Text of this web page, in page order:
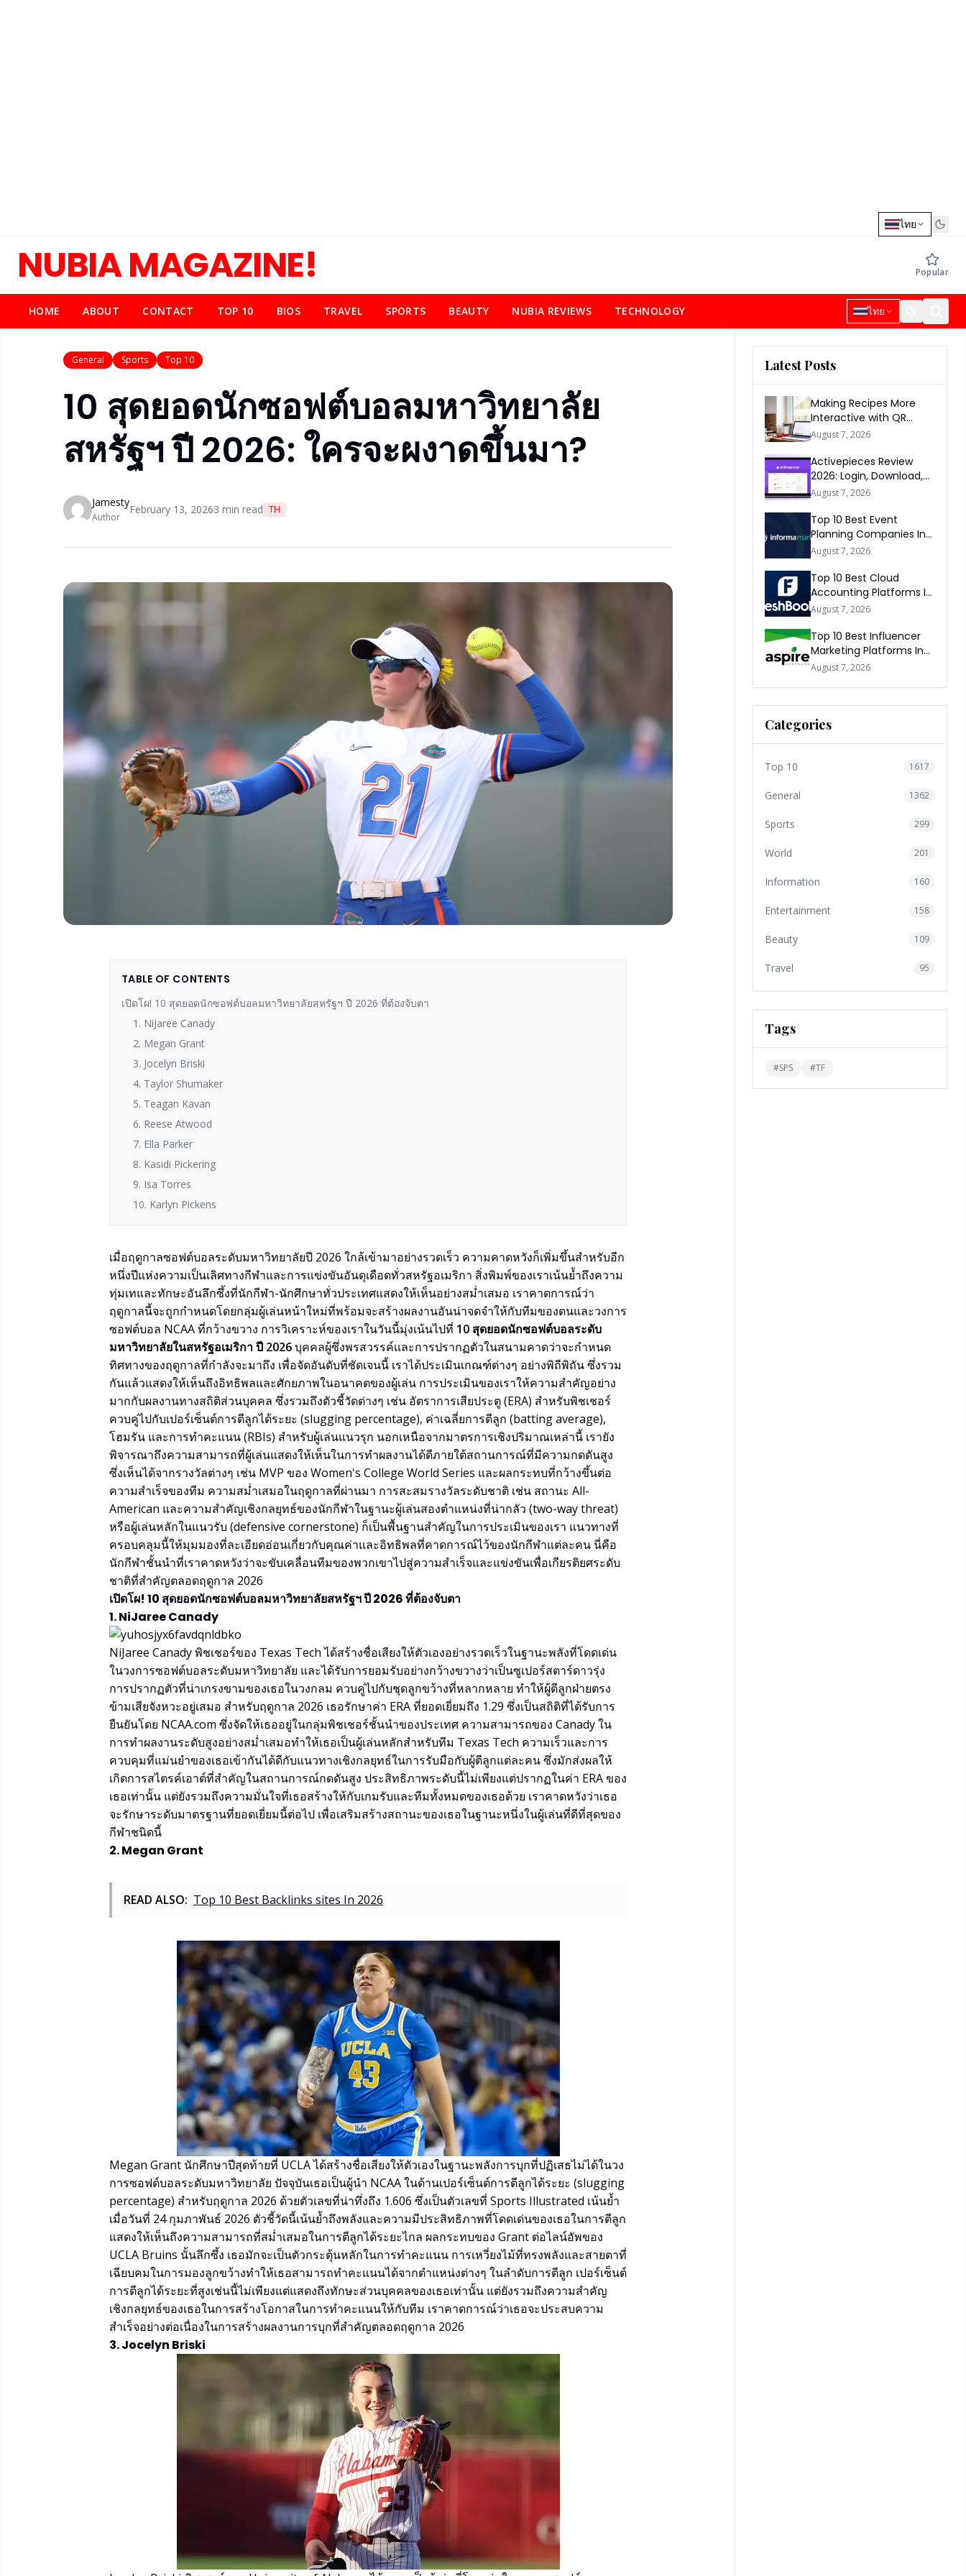
ไทย
NUBIA MAGAZINE! Popular
HOME ABOUT CONTACT TOP 10 BIOS TRAVEL SPORTS BEAUTY NUBIA REVIEWS TECHNOLOGY ไทย
General Sports Top 10
10 สุดยอดนักซอฟต์บอลมหาวิทยาลัย
สหรัฐฯ ปี 2026: ใครจะผงาดขึ้นมา?
Jamesty
Author
February 13, 20263 min read TH
TABLE OF CONTENTS
เปิดโผ! 10 สุดยอดนักซอฟต์บอลมหาวิทยาลัยสหรัฐฯ ปี 2026 ที่ต้องจับตา
1. NiJaree Canady
2. Megan Grant
3. Jocelyn Briski
4. Taylor Shumaker
5. Teagan Kavan
6. Reese Atwood
7. Ella Parker
8. Kasidi Pickering
9. Isa Torres
10. Karlyn Pickens
เมื่อฤดูกาลซอฟต์บอลระดับมหาวิทยาลัยปี 2026 ใกล้เข้ามาอย่างรวดเร็ว ความคาดหวังก็เพิ่มขึ้นสำหรับอีก
หนึ่งปีแห่งความเป็นเลิศทางกีฬาและการแข่งขันอันดุเดือดทั่วสหรัฐอเมริกา สิ่งพิมพ์ของเราเน้นย้ำถึงความ
ทุ่มเทและทักษะอันลึกซึ้งที่นักกีฬา-นักศึกษาทั่วประเทศแสดงให้เห็นอย่างสม่ำเสมอ เราคาดการณ์ว่า
ฤดูกาลนี้จะถูกกำหนดโดยกลุ่มผู้เล่นหน้าใหม่ที่พร้อมจะสร้างผลงานอันน่าจดจำให้กับทีมของตนและวงการ
ซอฟต์บอล NCAA ที่กว้างขวาง การวิเคราะห์ของเราในวันนี้มุ่งเน้นไปที่ 10 สุดยอดนักซอฟต์บอลระดับ
มหาวิทยาลัยในสหรัฐอเมริกา ปี 2026บุคคลผู้ซึ่งพรสวรรค์และการปรากฏตัวในสนามคาดว่าจะกำหนด
ทิศทางของฤดูกาลที่กำลังจะมาถึง เพื่อจัดอันดับที่ชัดเจนนี้ เราได้ประเมินเกณฑ์ต่างๆ อย่างพิถีพิถัน ซึ่งรวม
กันแล้วแสดงให้เห็นถึงอิทธิพลและศักยภาพในอนาคตของผู้เล่น การประเมินของเราให้ความสำคัญอย่าง
มากกับผลงานทางสถิติส่วนบุคคล ซึ่งรวมถึงตัวชี้วัดต่างๆ เช่น อัตราการเสียประตู (ERA) สำหรับพิชเชอร์
ควบคู่ไปกับเปอร์เซ็นต์การตีลูกได้ระยะ (slugging percentage), ค่าเฉลี่ยการตีลูก (batting average),
โฮมรัน และการทำคะแนน (RBIs) สำหรับผู้เล่นแนวรุก นอกเหนือจากมาตรการเชิงปริมาณเหล่านี้ เรายัง
พิจารณาถึงความสามารถที่ผู้เล่นแสดงให้เห็นในการทำผลงานได้ดีภายใต้สถานการณ์ที่มีความกดดันสูง
ซึ่งเห็นได้จากรางวัลต่างๆ เช่น MVP ของ Women's College World Series และผลกระทบที่กว้างขึ้นต่อ
ความสำเร็จของทีม ความสม่ำเสมอในฤดูกาลที่ผ่านมา การสะสมรางวัลระดับชาติ เช่น สถานะ All-
American และความสำคัญเชิงกลยุทธ์ของนักกีฬาในฐานะผู้เล่นสองตำแหน่งที่น่ากลัว (two-way threat)
หรือผู้เล่นหลักในแนวรับ (defensive cornerstone) ก็เป็นพื้นฐานสำคัญในการประเมินของเรา แนวทางที่
ครอบคลุมนี้ให้มุมมองที่ละเอียดอ่อนเกี่ยวกับคุณค่าและอิทธิพลที่คาดการณ์ไว้ของนักกีฬาแต่ละคน นี่คือ
นักกีฬาชั้นนำที่เราคาดหวังว่าจะขับเคลื่อนทีมของพวกเขาไปสู่ความสำเร็จและแข่งขันเพื่อเกียรติยศระดับ
ชาติที่สำคัญตลอดฤดูกาล 2026
เปิดโผ! 10 สุดยอดนักซอฟต์บอลมหาวิทยาลัยสหรัฐฯ ปี 2026 ที่ต้องจับตา
1. NiJaree Canady
NiJaree Canady พิชเชอร์ของ Texas Tech ได้สร้างชื่อเสียงให้ตัวเองอย่างรวดเร็วในฐานะพลังที่โดดเด่น
ในวงการซอฟต์บอลระดับมหาวิทยาลัย และได้รับการยอมรับอย่างกว้างขวางว่าเป็นซูเปอร์สตาร์ดาวรุ่ง
การปรากฏตัวที่น่าเกรงขามของเธอในวงกลม ควบคู่ไปกับชุดลูกขว้างที่หลากหลาย ทำให้ผู้ตีลูกฝ่ายตรง
ข้ามเสียจังหวะอยู่เสมอ สำหรับฤดูกาล 2026 เธอรักษาค่า ERA ที่ยอดเยี่ยมถึง 1.29 ซึ่งเป็นสถิติที่ได้รับการ
ยืนยันโดย NCAA.com ซึ่งจัดให้เธออยู่ในกลุ่มพิชเชอร์ชั้นนำของประเทศ ความสามารถของ Canady ใน
การทำผลงานระดับสูงอย่างสม่ำเสมอทำให้เธอเป็นผู้เล่นหลักสำหรับทีม Texas Tech ความเร็วและการ
ควบคุมที่แม่นยำของเธอเข้ากันได้ดีกับแนวทางเชิงกลยุทธ์ในการรับมือกับผู้ตีลูกแต่ละคน ซึ่งมักส่งผลให้
เกิดการสไตรค์เอาต์ที่สำคัญในสถานการณ์กดดันสูง ประสิทธิภาพระดับนี้ไม่เพียงแต่ปรากฏในค่า ERA ของ
เธอเท่านั้น แต่ยังรวมถึงความมั่นใจที่เธอสร้างให้กับเกมรับและทีมทั้งหมดของเธอด้วย เราคาดหวังว่าเธอ
จะรักษาระดับมาตรฐานที่ยอดเยี่ยมนี้ต่อไป เพื่อเสริมสร้างสถานะของเธอในฐานะหนึ่งในผู้เล่นที่ดีที่สุดของ
กีฬาชนิดนี้
2. Megan Grant
READ ALSO: Top 10 Best Backlinks sites In 2026
Megan Grant นักศึกษาปีสุดท้ายที่ UCLA ได้สร้างชื่อเสียงให้ตัวเองในฐานะพลังการบุกที่ปฏิเสธไม่ได้ในวง
การซอฟต์บอลระดับมหาวิทยาลัย ปัจจุบันเธอเป็นผู้นำ NCAA ในด้านเปอร์เซ็นต์การตีลูกได้ระยะ (slugging
percentage) สำหรับฤดูกาล 2026 ด้วยตัวเลขที่น่าทึ่งถึง 1.606 ซึ่งเป็นตัวเลขที่ Sports Illustrated เน้นย้ำ
เมื่อวันที่ 24 กุมภาพันธ์ 2026 ตัวชี้วัดนี้เน้นย้ำถึงพลังและความมีประสิทธิภาพที่โดดเด่นของเธอในการตีลูก
แสดงให้เห็นถึงความสามารถที่สม่ำเสมอในการตีลูกได้ระยะไกล ผลกระทบของ Grant ต่อไลน์อัพของ
UCLA Bruins นั้นลึกซึ้ง เธอมักจะเป็นตัวกระตุ้นหลักในการทำคะแนน การเหวี่ยงไม้ที่ทรงพลังและสายตาที่
เฉียบคมในการมองลูกขว้างทำให้เธอสามารถทำคะแนนได้จากตำแหน่งต่างๆ ในลำดับการตีลูก เปอร์เซ็นต์
การตีลูกได้ระยะที่สูงเช่นนี้ไม่เพียงแต่แสดงถึงทักษะส่วนบุคคลของเธอเท่านั้น แต่ยังรวมถึงความสำคัญ
เชิงกลยุทธ์ของเธอในการสร้างโอกาสในการทำคะแนนให้กับทีม เราคาดการณ์ว่าเธอจะประสบความ
สำเร็จอย่างต่อเนื่องในการสร้างผลงานการบุกที่สำคัญตลอดฤดูกาล 2026
3. Jocelyn Briski
Latest Posts
Making Recipes More
Interactive with QR
Codes
August 7, 2026
Activepieces Review
2026: Login, Download,
AI, Pricing, Automation &
August 7, 2026
Top 10 Best Event
Planning Companies In
The World 2026
August 7, 2026
Top 10 Best Cloud
Accounting Platforms In
The World 2026
August 7, 2026
Top 10 Best Influencer
Marketing Platforms In
The World 2026
August 7, 2026
Categories
Top 10 1617
General 1362
Sports 299
World 201
Information 160
Entertainment 158
Beauty 109
Travel 95
Tags
#SPS #TF